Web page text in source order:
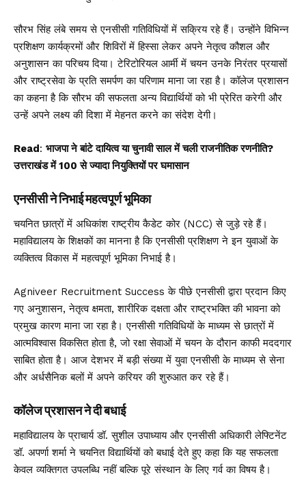
सौरभ सिंह लंबे समय से एनसीसी गतिविधियों में सक्रिय रहे हैं। उन्होंने विभिन्न
प्रशिक्षण कार्यक्रमों और शिविरों में हिस्सा लेकर अपने नेतृत्व कौशल और
अनुशासन का परिचय दिया। टेरिटोरियल आर्मी में चयन उनके निरंतर प्रयासों
और राष्ट्रसेवा के प्रति समर्पण का परिणाम माना जा रहा है। कॉलेज प्रशासन
का कहना है कि सौरभ की सफलता अन्य विद्यार्थियों को भी प्रेरित करेगी और
उन्हें अपने लक्ष्य की दिशा में मेहनत करने का संदेश देगी।
Read: भाजपा ने बांटे दायित्व या चुनावी साल में चली राजनीतिक रणनीति?
उत्तराखंड में 100 से ज्यादा नियुक्तियों पर घमासान
एनसीसी ने निभाई महत्वपूर्ण भूमिका
चयनित छात्रों में अधिकांश राष्ट्रीय कैडेट कोर (NCC) से जुड़े रहे हैं।
महाविद्यालय के शिक्षकों का मानना है कि एनसीसी प्रशिक्षण ने इन युवाओं के
व्यक्तित्व विकास में महत्वपूर्ण भूमिका निभाई है।
Agniveer Recruitment Success के पीछे एनसीसी द्वारा प्रदान किए
गए अनुशासन, नेतृत्व क्षमता, शारीरिक दक्षता और राष्ट्रभक्ति की भावना को
प्रमुख कारण माना जा रहा है। एनसीसी गतिविधियों के माध्यम से छात्रों में
आत्मविश्वास विकसित होता है, जो रक्षा सेवाओं में चयन के दौरान काफी मददगार
साबित होता है। आज देशभर में बड़ी संख्या में युवा एनसीसी के माध्यम से सेना
और अर्धसैनिक बलों में अपने करियर की शुरुआत कर रहे हैं।
कॉलेज प्रशासन ने दी बधाई
महाविद्यालय के प्राचार्य डॉ. सुशील उपाध्याय और एनसीसी अधिकारी लेफ्टिनेंट
डॉ. अपर्णा शर्मा ने चयनित विद्यार्थियों को बधाई देते हुए कहा कि यह सफलता
केवल व्यक्तिगत उपलब्धि नहीं बल्कि पूरे संस्थान के लिए गर्व का विषय है।